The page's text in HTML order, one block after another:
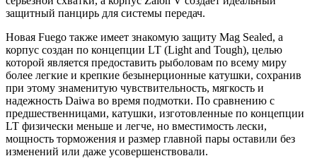
защитный панцирь для системы передач.
Новая Fuego также имеет знакомую защиту Mag Sealed, а
корпус создан по концепции LT (Light and Tough), целью
которой является предоставить рыболовам по всему миру
более легкие и крепкие безынерционные катушки, сохранив
при этому знаменитую чувствительность, мягкость и
надежность Daiwa во время подмотки. По сравнению с
предшественницами, катушки, изготовленные по концепции
LT физически меньше и легче, но вместимость лески,
мощность торможения и размер главной пары оставили без
изменений или даже усовершенствовали.